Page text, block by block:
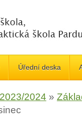
Úřední deska
2024 »